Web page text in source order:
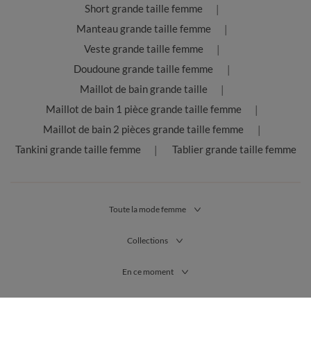
Short grande taille femme
Manteau grande taille femme
Veste grande taille femme
Doudoune grande taille femme
Maillot de bain grande taille
Maillot de bain 1 pièce grande taille femme
Maillot de bain 2 pièces grande taille femme
Tankini grande taille femme
Tablier grande taille femme
Toute la mode femme
Collections
En ce moment